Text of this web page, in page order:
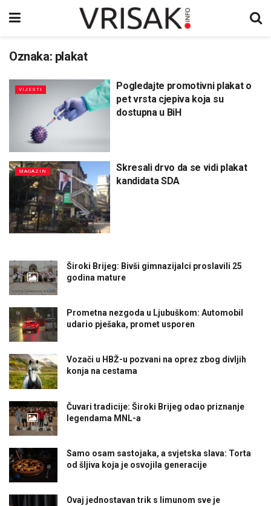
Oznaka: plakat
VIJESTI
Pogledajte promotivni plakat o
pet vrsta cjepiva koja su
dostupna u BiH
MAGAZIN
Skresali drvo da se vidi plakat
kandidata SDA
Široki Brijeg: Bivši gimnazijalci proslavili 25
godina mature
Prometna nezgoda u Ljubuškom: Automobil
udario pješaka, promet usporen
Vozači u HBŽ-u pozvani na oprez zbog divljih
konja na cestama
Čuvari tradicije: Široki Brijeg odao priznanje
legendama MNL-a
Samo osam sastojaka, a svjetska slava: Torta
od šljiva koja je osvojila generacije
Ovaj jednostavan trik s limunom sve je